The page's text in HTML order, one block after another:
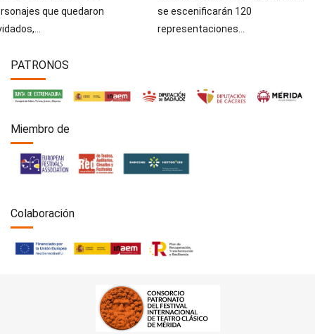
que quedaron
se escenificarán 120
representaciones...
PATRONOS
Miembro de
Colaboración